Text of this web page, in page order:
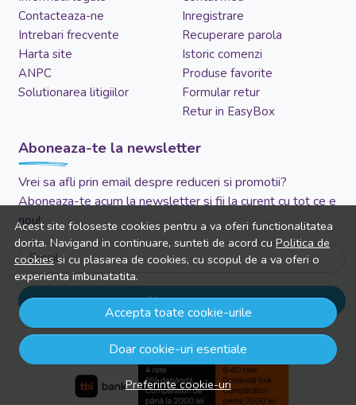
Acest site foloseste cookies pentru a va oferi functionalitatea
dorita. Navigand in continuare, sunteti de acord cu Politica de
cookiessi cu plasarea de cookies, cu scopul de a va oferi o
experienta imbunatatita.
Accepta toate cookie-urile
Doar cookie-uri esentiale
Preferinte cookie-uri
Contacteaza-ne
Intrebari frecvente
Harta site
ANPC
Solutionarea litigiilor
Inregistrare
Recuperare parola
Istoric comenzi
Produse favorite
Formular retur
Retur in EasyBox
Aboneaza-te la newsletter
Vrei sa afli prin email despre reduceri si promotii?
Aboneaza-te acum la newsletter si fii la curent cu tot ce e
nou!
Email
Aboneaza-te